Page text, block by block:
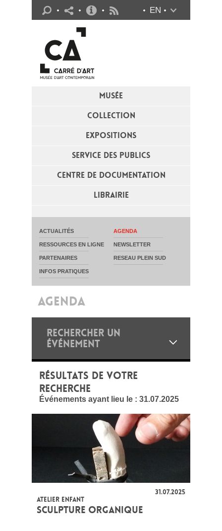
MUSÉE
COLLECTION
EXPOSITIONS
SERVICE DES PUBLICS
CENTRE DE DOCUMENTATION
LIBRAIRIE
EN
ACTUALITÉS AGENDA
RESSOURCES EN LIGNE NEWSLETTER
PARTENAIRES RESEAU PLEIN SUD
INFOS PRATIQUES
Infos pratiques
AGENDA
RECHERCHER UN
ÉVÉNEMENT
RÉSULTATS DE VOTRE
RECHERCHE
Événements ayant lieu le : 31.07.2025
31.07.2025
ATELIER ENFANT
SCULPTURE ORGANIQUE